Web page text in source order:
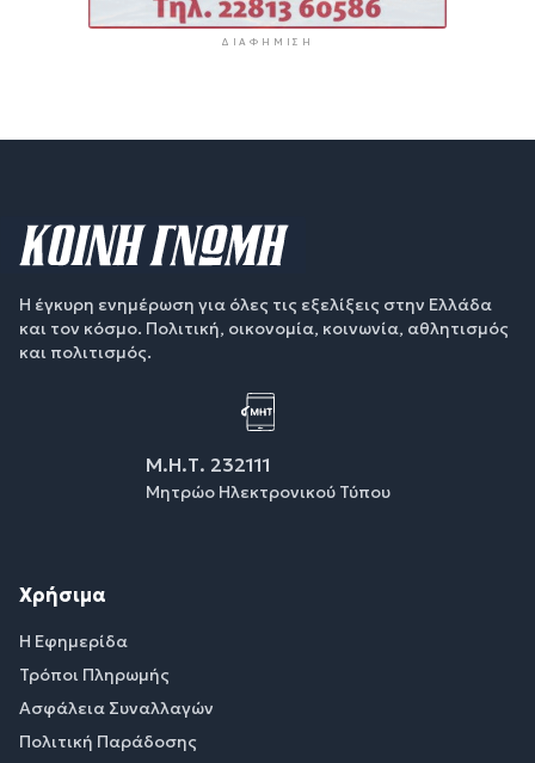
ΔΙΑΦΉΜΙΣΗ
Η έγκυρη ενημέρωση για όλες τις εξελίξεις στην Ελλάδα
και τον κόσμο. Πολιτική, οικονομία, κοινωνία, αθλητισμός
και πολιτισμός.
Μ.Η.Τ. 232111
Μητρώο Ηλεκτρονικού Τύπου
Χρήσιμα
Η Εφημερίδα
Τρόποι Πληρωμής
Ασφάλεια Συναλλαγών
Πολιτική Παράδοσης